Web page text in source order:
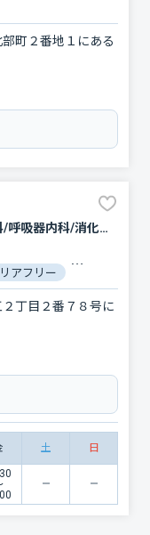
町２番地１にある
内科/腎臓内科・外科/循環器科/血液内科/呼吸器内科/消化器科/内分泌科/感染症内科/腫瘍内科・外科/精神科・神経科/神経内科/小児科/新生児科/外科/乳腺外科/整形外科/形成外科/脳神経外科/呼吸器外科/心臓血管外科/小児外科/産婦人科/皮膚科/泌尿器科/眼科/耳鼻咽喉科/リハビリテーション/歯科口腔外科/放射線科/麻酔科/臨床検査・病理診断/救急科/緩和ケア
アフリー
丁目２番７８号に
土 日